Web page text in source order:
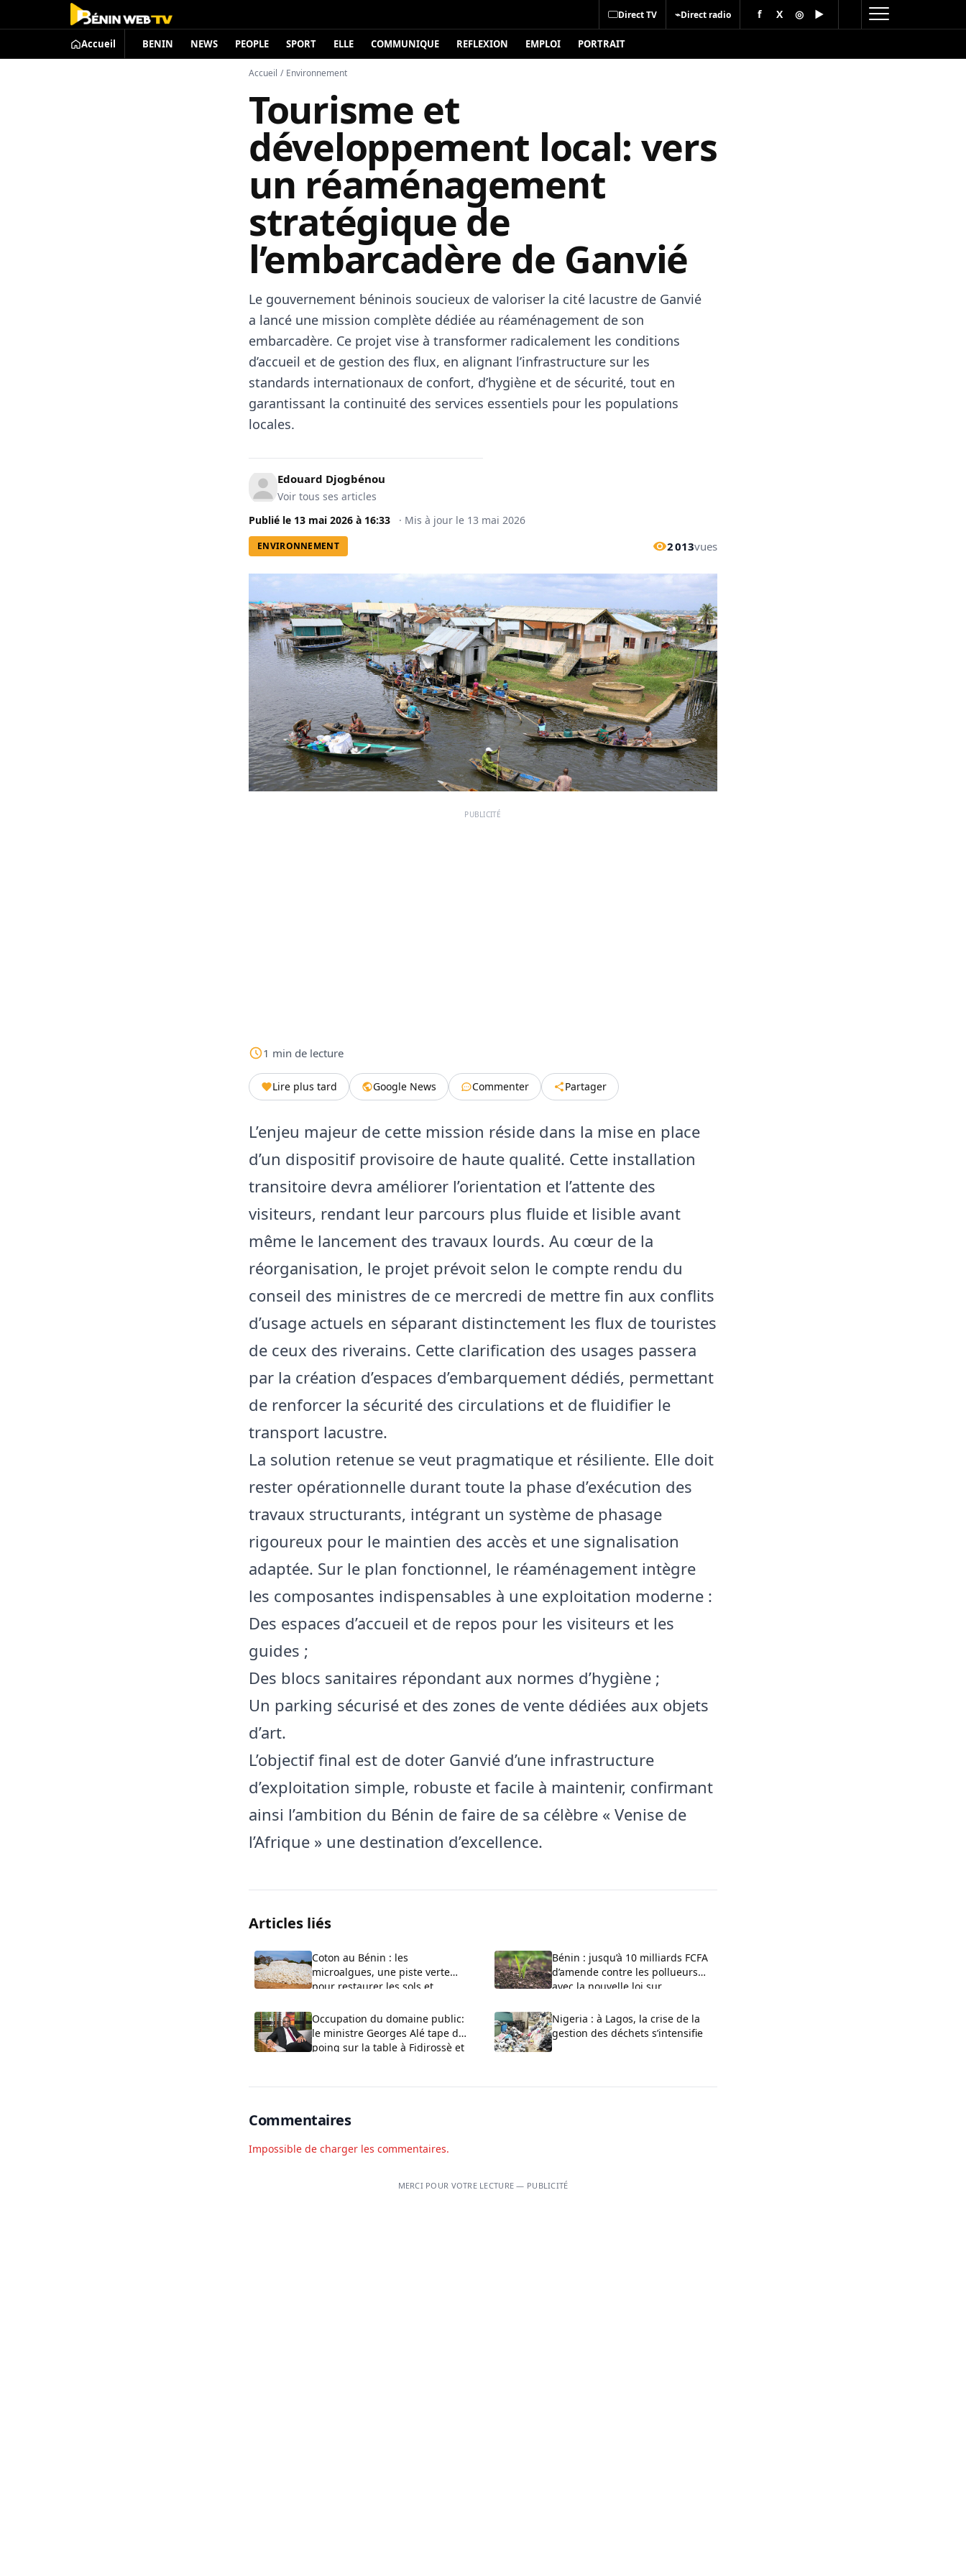
Direct TV ⌁Direct radio f X ◎ ▶
Accueil BENIN NEWS PEOPLE SPORT ELLE COMMUNIQUE REFLEXION EMPLOI PORTRAIT
Accueil / Environnement
Tourisme et
développement local: vers
un réaménagement
stratégique de
l’embarcadère de Ganvié
Le gouvernement béninois soucieux de valoriser la cité lacustre de Ganvié
a lancé une mission complète dédiée au réaménagement de son
embarcadère. Ce projet vise à transformer radicalement les conditions
d’accueil et de gestion des flux, en alignant l’infrastructure sur les
standards internationaux de confort, d’hygiène et de sécurité, tout en
garantissant la continuité des services essentiels pour les populations
locales.
Edouard Djogbénou
Voir tous ses articles
Publié le 13 mai 2026 à 16:33 · Mis à jour le 13 mai 2026
ENVIRONNEMENT 2 013vues
PUBLICITÉ
1 min de lecture
Lire plus tard Google News Commenter Partager
L’enjeu majeur de cette mission réside dans la mise en place
d’un dispositif provisoire de haute qualité. Cette installation
transitoire devra améliorer l’orientation et l’attente des
visiteurs, rendant leur parcours plus fluide et lisible avant
même le lancement des travaux lourds. Au cœur de la
réorganisation, le projet prévoit selon le compte rendu du
conseil des ministres de ce mercredi de mettre fin aux conflits
d’usage actuels en séparant distinctement les flux de touristes
de ceux des riverains. Cette clarification des usages passera
par la création d’espaces d’embarquement dédiés, permettant
de renforcer la sécurité des circulations et de fluidifier le
transport lacustre.
La solution retenue se veut pragmatique et résiliente. Elle doit
rester opérationnelle durant toute la phase d’exécution des
travaux structurants, intégrant un système de phasage
rigoureux pour le maintien des accès et une signalisation
adaptée. Sur le plan fonctionnel, le réaménagement intègre
les composantes indispensables à une exploitation moderne :
Des espaces d’accueil et de repos pour les visiteurs et les
guides ;
Des blocs sanitaires répondant aux normes d’hygiène ;
Un parking sécurisé et des zones de vente dédiées aux objets
d’art.
L’objectif final est de doter Ganvié d’une infrastructure
d’exploitation simple, robuste et facile à maintenir, confirmant
ainsi l’ambition du Bénin de faire de sa célèbre « Venise de
l’Afrique » une destination d’excellence.
Articles liés
Coton au Bénin : les
microalgues, une piste verte
pour restaurer les sols et
Bénin : jusqu’à 10 milliards FCFA
d’amende contre les pollueurs
avec la nouvelle loi sur
Occupation du domaine public:
le ministre Georges Alé tape du
poing sur la table à Fidjrossè et
Nigeria : à Lagos, la crise de la
gestion des déchets s’intensifie
Commentaires
Impossible de charger les commentaires.
MERCI POUR VOTRE LECTURE — PUBLICITÉ